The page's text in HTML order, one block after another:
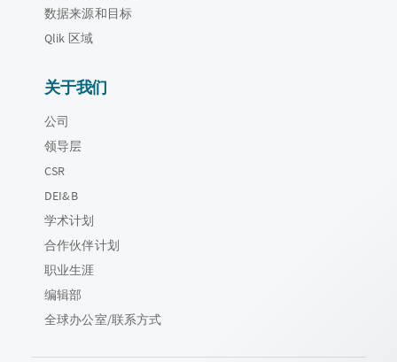
数据来源和目标
Qlik 区域
关于我们
公司
领导层
CSR
DEI&B
学术计划
合作伙伴计划
职业生涯
编辑部
全球办公室/联系方式